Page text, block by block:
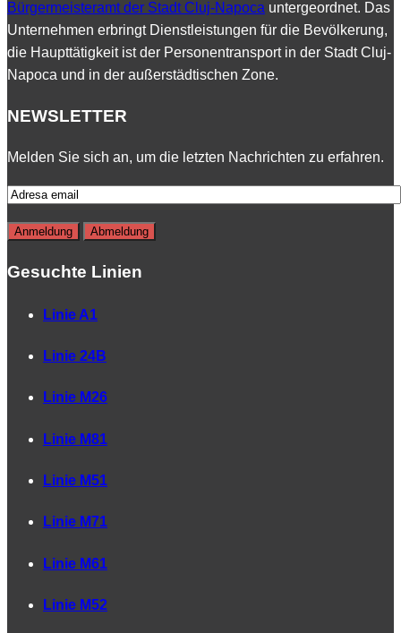
Bürgermeisteramt der Stadt Cluj-Napoca untergeordnet. Das
Unternehmen erbringt Dienstleistungen für die Bevölkerung,
die Haupttätigkeit ist der Personentransport in der Stadt Cluj-
Napoca und in der außerstädtischen Zone.
NEWSLETTER
Melden Sie sich an, um die letzten Nachrichten zu erfahren.
Gesuchte Linien
Linie A1
Linie 24B
Linie M26
Linie M81
Linie M51
Linie M71
Linie M61
Linie M52